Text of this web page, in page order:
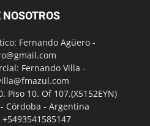
NOSOTROS
Fernando Agüero -
Fernando Villa -
Piso 10. Of 107.(X5152EYN)
Córdoba - Argentina